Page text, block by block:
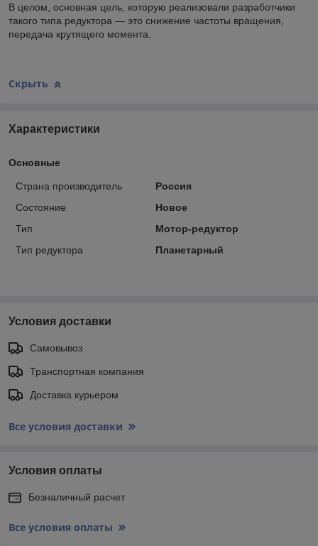
В целом, основная цель, которую реализовали разработчики
такого типа редуктора — это снижение частоты вращения,
передача крутящего момента.
Скрыть
Характеристики
Основные
Страна производитель
Россия
Состояние
Новое
Тип
Мотор-редуктор
Тип редуктора
Планетарный
Условия доставки
Самовывоз
Транспортная компания
Доставка курьером
Все условия доставки
Условия оплаты
Безналичный расчет
Все условия оплаты